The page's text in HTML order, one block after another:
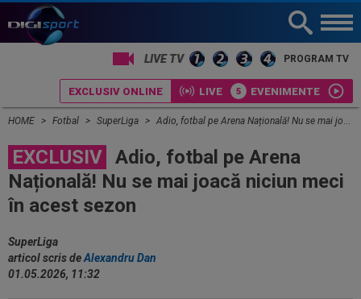
PROGRAM TV
EXCLUSIV ONLINE LIVE EVENIMENTE
HOME Fotbal SuperLiga Adio, fotbal pe Arena Națională! Nu se mai joacă niciun meci în acest sezon
EXCLUSIV Adio, fotbal pe Arena
Națională! Nu se mai joacă niciun meci
în acest sezon
SuperLiga
articol scris deAlexandru Dan
01.05.2026, 11:32